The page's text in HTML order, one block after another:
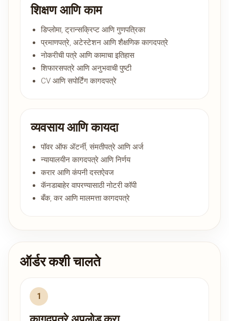
शिक्षण आणि काम
डिप्लोमा, ट्रान्सक्रिप्ट आणि गुणपत्रिका
प्रमाणपत्रे, अटेस्टेशन आणि शैक्षणिक कागदपत्रे
नोकरीची पत्रे आणि कामाचा इतिहास
शिफारसपत्रे आणि अनुभवाची पुष्टी
CV आणि सपोर्टिंग कागदपत्रे
व्यवसाय आणि कायदा
पॉवर ऑफ ॲटर्नी, संमतीपत्रे आणि अर्ज
न्यायालयीन कागदपत्रे आणि निर्णय
करार आणि कंपनी दस्तऐवज
कॅनडाबाहेर वापरण्यासाठी नोटरी कॉपी
बँक, कर आणि मालमत्ता कागदपत्रे
ऑर्डर कशी चालते